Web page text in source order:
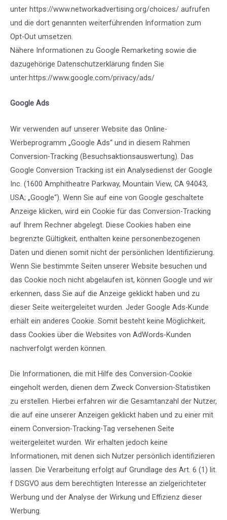
unter https://www.networkadvertising.org/choices/ aufrufen
und die dort genannten weiterführenden Information zum
Opt-Out umsetzen.
Nähere Informationen zu Google Remarketing sowie die
dazugehörige Datenschutzerklärung finden Sie
unter:https://www.google.com/privacy/ads/
Google Ads
Wir verwenden auf unserer Website das Online-
Werbeprogramm „Google Ads“ und in diesem Rahmen
Conversion-Tracking (Besuchsaktionsauswertung). Das
Google Conversion Tracking ist ein Analysedienst der Google
Inc. (1600 Amphitheatre Parkway, Mountain View, CA 94043,
USA; „Google“). Wenn Sie auf eine von Google geschaltete
Anzeige klicken, wird ein Cookie für das Conversion-Tracking
auf Ihrem Rechner abgelegt. Diese Cookies haben eine
begrenzte Gültigkeit, enthalten keine personenbezogenen
Daten und dienen somit nicht der persönlichen Identifizierung.
Wenn Sie bestimmte Seiten unserer Website besuchen und
das Cookie noch nicht abgelaufen ist, können Google und wir
erkennen, dass Sie auf die Anzeige geklickt haben und zu
dieser Seite weitergeleitet wurden. Jeder Google Ads-Kunde
erhält ein anderes Cookie. Somit besteht keine Möglichkeit,
dass Cookies über die Websites von AdWords-Kunden
nachverfolgt werden können.
Die Informationen, die mit Hilfe des Conversion-Cookie
eingeholt werden, dienen dem Zweck Conversion-Statistiken
zu erstellen. Hierbei erfahren wir die Gesamtanzahl der Nutzer,
die auf eine unserer Anzeigen geklickt haben und zu einer mit
einem Conversion-Tracking-Tag versehenen Seite
weitergeleitet wurden. Wir erhalten jedoch keine
Informationen, mit denen sich Nutzer persönlich identifizieren
lassen. Die Verarbeitung erfolgt auf Grundlage des Art. 6 (1) lit.
f DSGVO aus dem berechtigten Interesse an zielgerichteter
Werbung und der Analyse der Wirkung und Effizienz dieser
Werbung.